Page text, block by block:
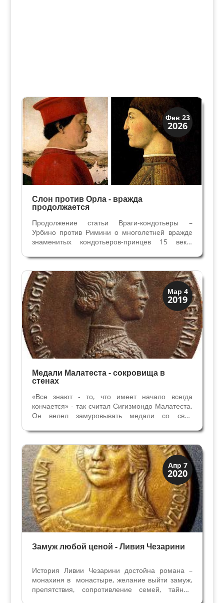
Фев 23
2026
Династии
Заговоры и войны
Слон против Орла - вражда
продолжается
Продолжение статьи Враги-кондотьеры –
Урбино против Римини о многолетней вражде
знаменитых кондотьеров-принцев 15 века.
Победа Федерико Монтефельтро в 1462 году в
Битве при Чезано смогла остановить
экспансионистские цели...
Мар 4
2019
История
Клады и медали
Медали Малатеста - сокровища в
стенах
«Все знают - то, что имеет начало всегда
кончается» - так считал Сигизмондо Малатеста.
Он велел замуровывать медали со свои
сообщали свидетели. Матео де Пасти,
архитектор и автор медалей для Малатеста и
доверенные лица...
Апр 7
2020
Династии
Папская область
Замуж любой ценой - Ливия Чезарини
История Ливии Чезарини достойна романа –
монахиня в монастыре, желание выйти замуж,
препятствия, сопротивление семей, тайный